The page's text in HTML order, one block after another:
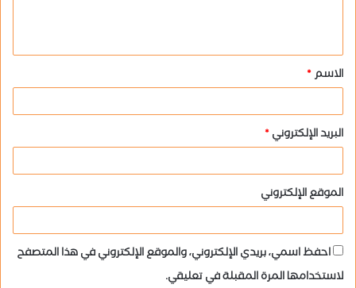
ق
*
الاسم*
البريد الإلكتروني*
الموقع الإلكتروني
احفظ اسمي، بريدي الإلكتروني، والموقع الإلكتروني في هذا المتصفح
لاستخدامها المرة المقبلة في تعليقي.